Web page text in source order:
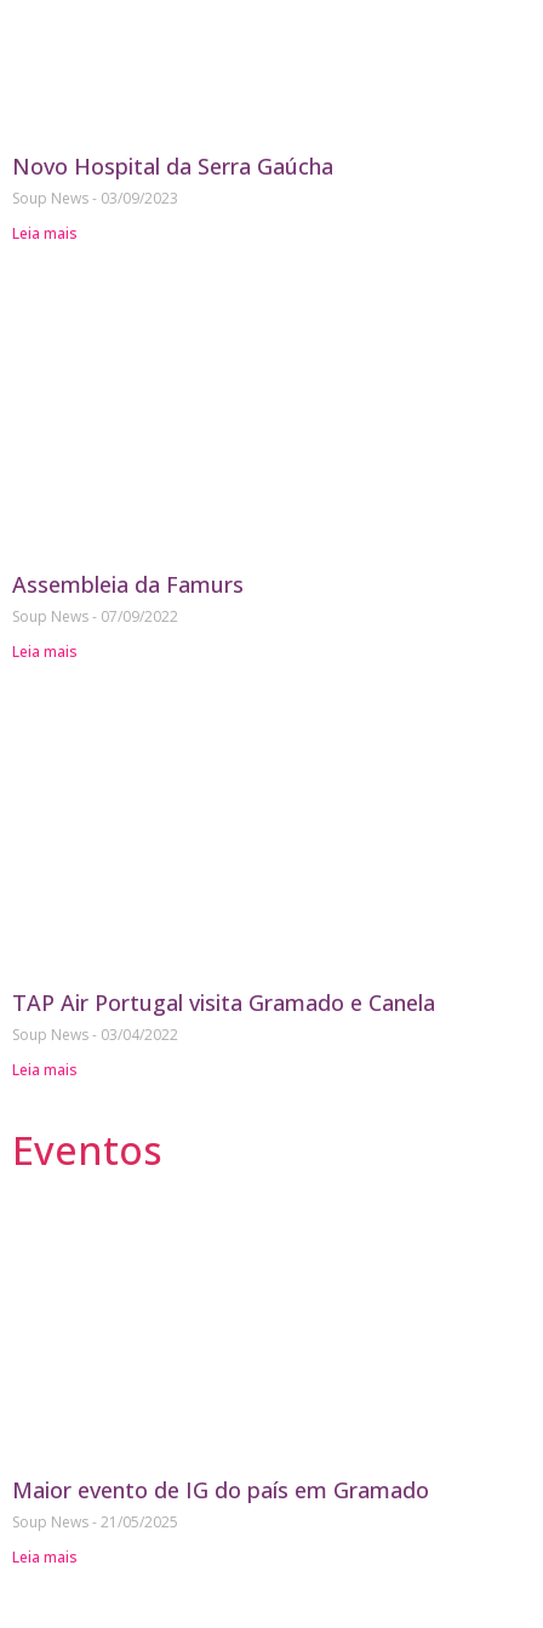
Novo Hospital da Serra Gaúcha
Soup News
03/09/2023
Leia mais
Assembleia da Famurs
Soup News
07/09/2022
Leia mais
TAP Air Portugal visita Gramado e Canela
Soup News
03/04/2022
Leia mais
Eventos
Maior evento de IG do país em Gramado
Soup News 21/05/2025
Leia mais